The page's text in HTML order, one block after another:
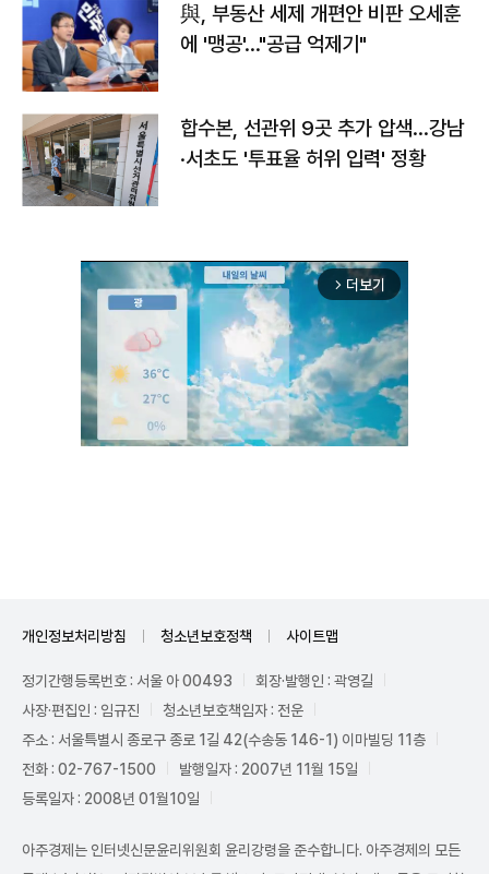
與, 부동산 세제 개편안 비판 오세훈
에 '맹공'…"공급 억제기"
합수본, 선관위 9곳 추가 압색…강남
·서초도 '투표율 허위 입력' 정황
arrow_forward_ios 더보기
개인정보처리방침 청소년보호정책 사이트맵
정기간행등록번호 : 서울 아 00493
회장·발행인 : 곽영길
사장·편집인 : 임규진
청소년보호책임자 : 전운
주소 : 서울특별시 종로구 종로 1길 42(수송동 146-1) 이마빌딩 11층
전화 : 02-767-1500
발행일자 : 2007년 11월 15일
등록일자 : 2008년 01월10일
아주경제는 인터넷신문윤리위원회 윤리강령을 준수합니다. 아주경제의 모든